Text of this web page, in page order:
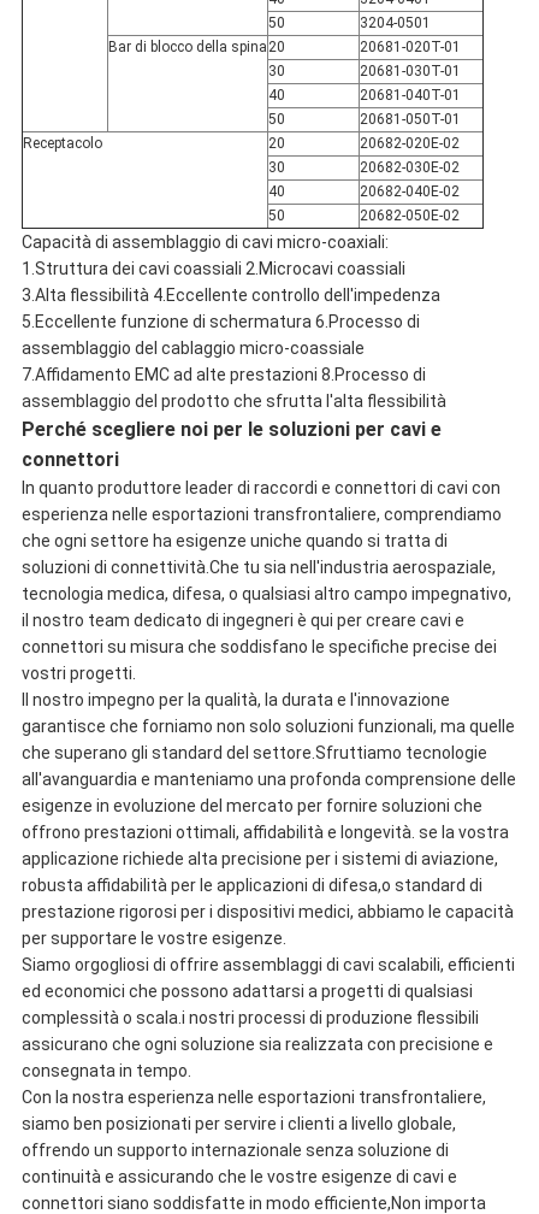
50
3204-0501
Bar di blocco della spina 20
20681-020T-01
30
20681-030T-01
40
20681-040T-01
50
20681-050T-01
Receptacolo
20
20682-020E-02
30
20682-030E-02
40
20682-040E-02
50
20682-050E-02
Capacità di assemblaggio di cavi micro-coaxiali:
1.Struttura dei cavi coassiali 2.Microcavi coassiali
3.Alta flessibilità 4.Eccellente controllo dell'impedenza
5.Eccellente funzione di schermatura 6.Processo di
assemblaggio del cablaggio micro-coassiale
7.Affidamento EMC ad alte prestazioni 8.Processo di
assemblaggio del prodotto che sfrutta l'alta flessibilità
Perché scegliere noi per le soluzioni per cavi e
connettori
In quanto produttore leader di raccordi e connettori di cavi con
esperienza nelle esportazioni transfrontaliere, comprendiamo
che ogni settore ha esigenze uniche quando si tratta di
soluzioni di connettività.Che tu sia nell'industria aerospaziale,
tecnologia medica, difesa, o qualsiasi altro campo impegnativo,
il nostro team dedicato di ingegneri è qui per creare cavi e
connettori su misura che soddisfano le specifiche precise dei
vostri progetti.
Il nostro impegno per la qualità, la durata e l'innovazione
garantisce che forniamo non solo soluzioni funzionali, ma quelle
che superano gli standard del settore.Sfruttiamo tecnologie
all'avanguardia e manteniamo una profonda comprensione delle
esigenze in evoluzione del mercato per fornire soluzioni che
offrono prestazioni ottimali, affidabilità e longevità. se la vostra
applicazione richiede alta precisione per i sistemi di aviazione,
robusta affidabilità per le applicazioni di difesa,o standard di
prestazione rigorosi per i dispositivi medici, abbiamo le capacità
per supportare le vostre esigenze.
Siamo orgogliosi di offrire assemblaggi di cavi scalabili, efficienti
ed economici che possono adattarsi a progetti di qualsiasi
complessità o scala.i nostri processi di produzione flessibili
assicurano che ogni soluzione sia realizzata con precisione e
consegnata in tempo.
Con la nostra esperienza nelle esportazioni transfrontaliere,
siamo ben posizionati per servire i clienti a livello globale,
offrendo un supporto internazionale senza soluzione di
continuità e assicurando che le vostre esigenze di cavi e
connettori siano soddisfatte in modo efficiente,Non importa